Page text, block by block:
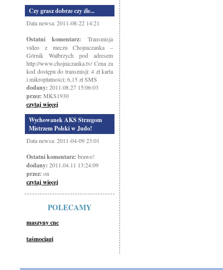
Czy grasz dobrze czy źle...
Data newsa: 2011-08-22 14:21
Ostatni komentarz: Transmisja
video z meczu Chojniczanka –
Górnik Wałbrzych pod adresem
http://www.chojniczanka.tv/ Cena za
kod dostępu do transmisji: 4 zł karta
i mikropłatności; 6,15 zł SMS
dodany: 2011.08.27 15:06:03
przez: MKS1930
czytaj więcej
Wychowanek AKS Strzegom
Mistrzem Polski w Judo!
Data newsa: 2011-04-09 23:01
Ostatni komentarz: brawo!
dodany: 2011.04.11 13:24:09
przez: on
czytaj więcej
POLECAMY
maszyny cnc
taśmociągi